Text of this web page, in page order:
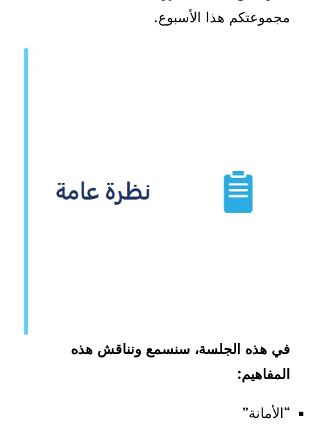
مجموعتكم هذا الأسبوع.
في هذه الجلسة، سنسمع ونناقش هذه
المفاهيم:
“الأمانة”